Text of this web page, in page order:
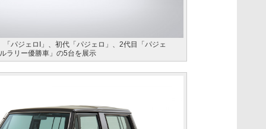
パジェロI」、初代「パジェロ」、2代目「パジェ
ラリー優勝車」の5台を展示